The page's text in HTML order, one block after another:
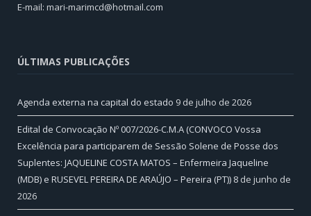
E-mail: mari-marimcd@hotmail.com
ÚLTIMAS PUBLICAÇÕES
Agenda externa na capital do estado 9 de julho de 2026
Edital de Convocação Nº 007/2026-C.M.A (CONVOCO Vossa
Excelência para participarem de Sessão Solene de Posse dos
Suplentes: JAQUELINE COSTA MATOS – Enfermeira Jaqueline
(MDB) e RUSEVEL PEREIRA DE ARAÚJO – Pereira (PT)) 8 de junho de
2026